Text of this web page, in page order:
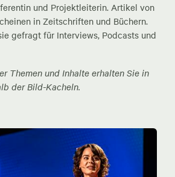
und Projektleiterin. Artikel von
in Zeitschriften und Büchern.
gefragt für Interviews, Podcasts und
Themen und Inhalte erhalten Sie in
der Bild-Kacheln.